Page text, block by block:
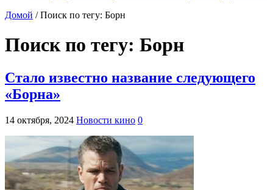
Домой / Поиск по тегу: Борн
Поиск по тегу: Борн
Стало известно название следующего
«Борна»
14 октября, 2024 Новости кино 0